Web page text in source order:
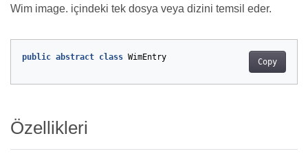
Wim image. içindeki tek dosya veya dizini temsil eder.
Copy
public abstract class WimEntry
Özellikleri